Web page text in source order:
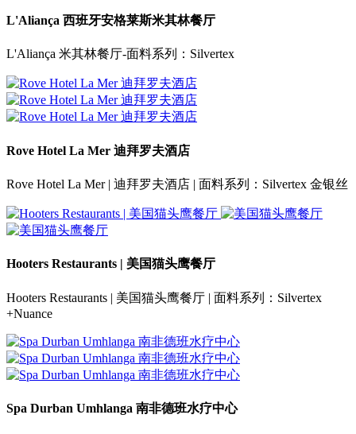
L'Aliança 西班牙安格莱斯米其林餐厅
L'Aliança 米其林餐厅-面料系列：Silvertex
Rove Hotel La Mer 迪拜罗夫酒店
Rove Hotel La Mer | 迪拜罗夫酒店 | 面料系列：Silvertex 金银丝
Hooters Restaurants | 美国猫头鹰餐厅
Hooters Restaurants | 美国猫头鹰餐厅 | 面料系列：Silvertex
+Nuance
Spa Durban Umhlanga 南非德班水疗中心